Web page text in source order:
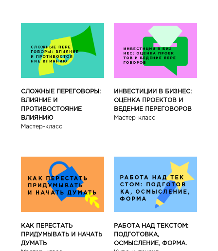
СЛОЖНЫЕ ПЕРЕГОВОРЫ:
ВЛИЯНИЕ И
ПРОТИВОСТОЯНИЕ
ВЛИЯНИЮ
Мастер-класс
ИНВЕСТИЦИИ В БИЗНЕС:
ОЦЕНКА ПРОЕКТОВ И
ВЕДЕНИЕ ПЕРЕГОВОРОВ
Мастер-класс
КАК ПЕРЕСТАТЬ
ПРИДУМЫВАТЬ И НАЧАТЬ
ДУМАТЬ
РАБОТА НАД ТЕКСТОМ:
ПОДГОТОВКА,
ОСМЫСЛЕНИЕ, ФОРМА.